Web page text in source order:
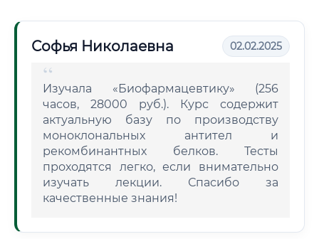
Софья Николаевна 02.02.2025
Изучала «Биофармацевтику» (256
часов, 28000 руб.). Курс содержит
актуальную базу по производству
моноклональных антител и
рекомбинантных белков. Тесты
проходятся легко, если внимательно
изучать лекции. Спасибо за
качественные знания!